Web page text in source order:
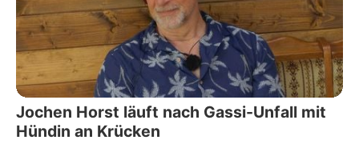
Jochen Horst läuft nach Gassi-Unfall mit
Hündin an Krücken